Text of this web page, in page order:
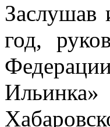
Заслушав
год,